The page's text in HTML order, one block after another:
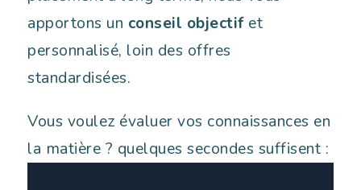
apportons un conseil objectifet
personnalisé, loin des offres
standardisées.
Vous voulez évaluer vos connaissances en
la matière ? quelques secondes suffisent :